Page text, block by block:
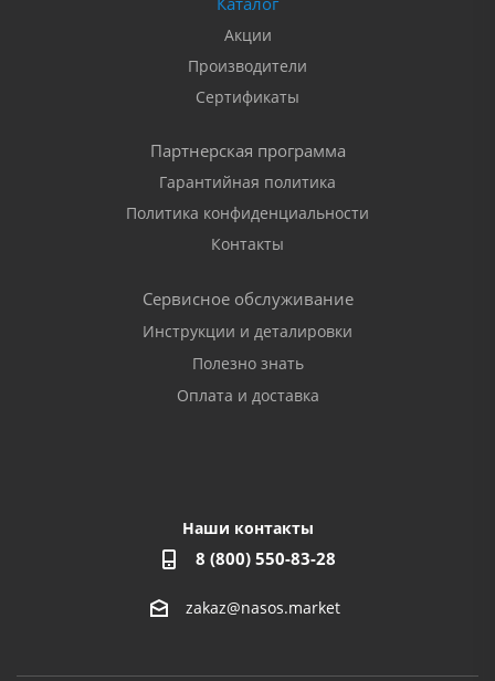
Акции
Производители
Сертификаты
Партнерская программа
Гарантийная политика
Политика конфиденциальности
Контакты
Сервисное обслуживание
Инструкции и деталировки
Полезно знать
Оплата и доставка
Наши контакты
8 (800) 550-83-28
zakaz@nasos.market